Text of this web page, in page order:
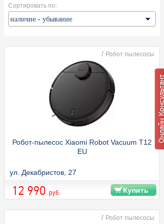
Сортировать по:
/ Робот пылесосы
Робот-пылесос Xiaomi Robot Vacuum T12
EU
ул. Декабристов, 27
12 990 руб. Купить
/ Робот пылесосы